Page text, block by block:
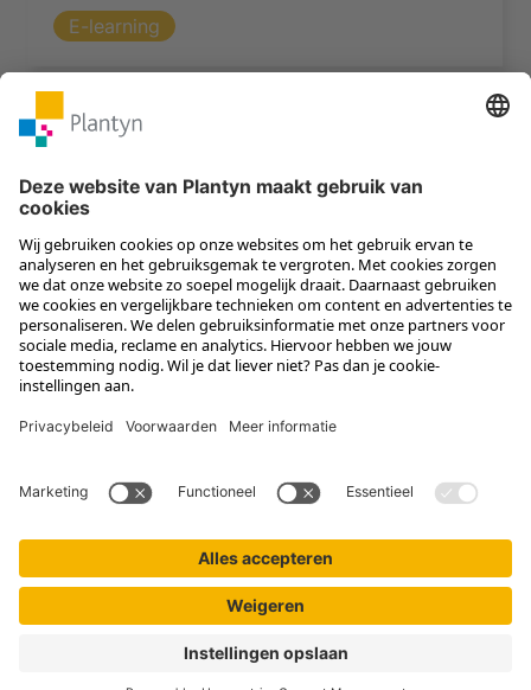
E-learning
Menu
Profielgegevens
Meer van Plantyn
Plantyn
Scoodle
Volg Plantyn op social media
Privacy & Cookies-Algemene voorwaarden
BTW: BE 0887 899 693